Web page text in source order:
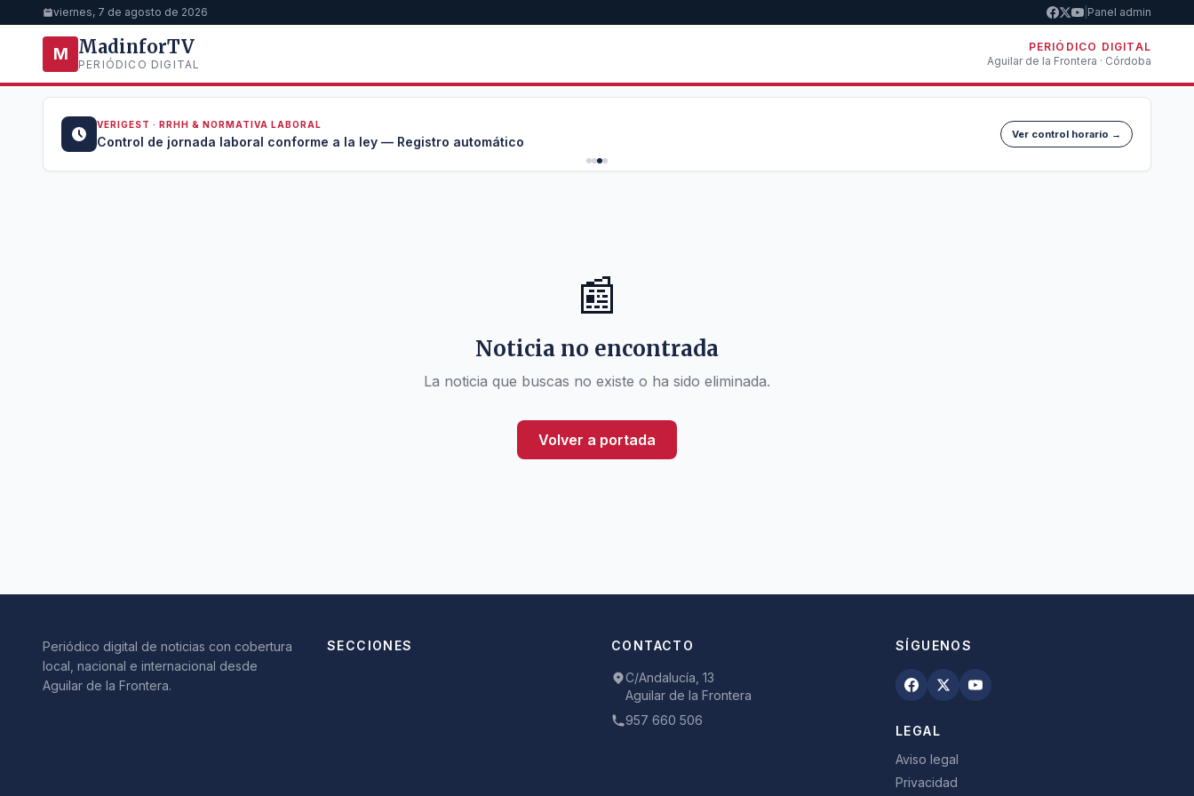
viernes, 7 de agosto de 2026 Panel admin
M MadinforTV
PERIÓDICO DIGITAL
PERIÓDICO DIGITAL
Aguilar de la Frontera · Córdoba
VERIGEST · RRHH & NORMATIVA LABORAL
Control de jornada laboral conforme a la ley — Registro automático Ver control horario →
📰
Noticia no encontrada
La noticia que buscas no existe o ha sido eliminada.
Volver a portada
Periódico digital de noticias con cobertura
local, nacional e internacional desde
Aguilar de la Frontera.
SECCIONES CONTACTO
C/Andalucía, 13
Aguilar de la Frontera
957 660 506
SÍGUENOS
LEGAL
Aviso legal
Privacidad